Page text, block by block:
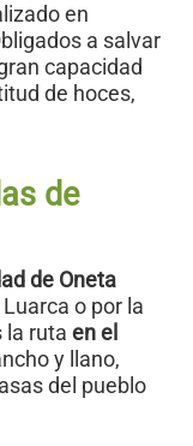
en
a salvar
capacidad
de hoces,
de
de Oneta
o por la
la ruta en el
y llano,
del pueblo